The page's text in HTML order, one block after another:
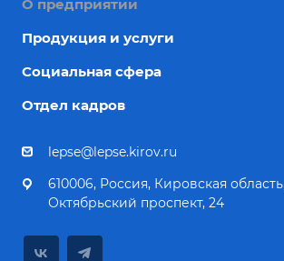
О предприятии
Продукция и услуги
Социальная сфера
Отдел кадров
lepse@lepse.kirov.ru
610006, Россия, Кировская
Октябрьский проспект, 24